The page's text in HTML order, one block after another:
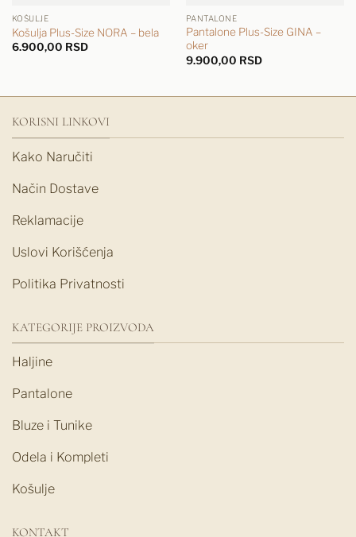
KOŠULJE
Košulja Plus-Size NORA – bela
6.900,00 RSD
PANTALONE
Pantalone Plus-Size GINA –
oker
9.900,00 RSD
KORISNI LINKOVI
Kako Naručiti
Način Dostave
Reklamacije
Uslovi Korišćenja
Politika Privatnosti
KATEGORIJE PROIZVODA
Haljine
Pantalone
Bluze i Tunike
Odela i Kompleti
Košulje
KONTAKT